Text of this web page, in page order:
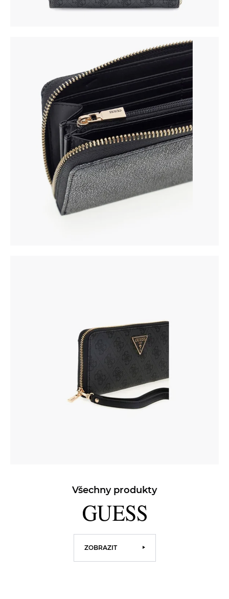
Všechny produkty
ZOBRAZIT